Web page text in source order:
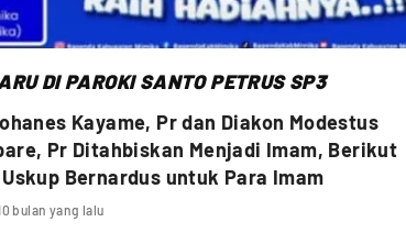
DI PAROKI SANTO PETRUS SP3
Kayame, Pr dan Diakon Modestus
Pr Ditahbiskan Menjadi Imam, Berikut
Bernardus untuk Para Imam
bulan yang lalu